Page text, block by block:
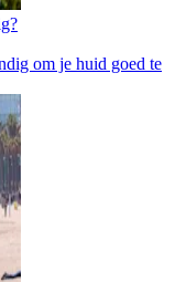
om je huid goed te